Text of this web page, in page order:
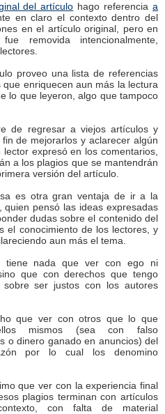
del artículo hago referenciaa
en claro el contexto dentro del
en el artículo original, pero en
removida intencionalmente,
proveo una lista de referencias
enriquecen aun más la lectura
lo que leyeron, algo que tampoco
de regresar a viejos artículos y
de mejorarlos y aclarecer algún
expresó en los comentarios,
a los plagios que se mantendrán
versión del artículo.
es otra gran ventaja de ir a la
pensó las ideas expresadas
dudas sobre el contenido del
el conocimiento de los lectores, y
aun más el tema.
tiene nada que ver con ego ni
que con derechos que tengo
ser justos con los autores
que ver con otros que lo que
mismos (sea con falso
o dinero ganado en anuncios) del
por lo cual los denomino
que ver con la experiencia final
plagios terminan con artículos
con falta de material